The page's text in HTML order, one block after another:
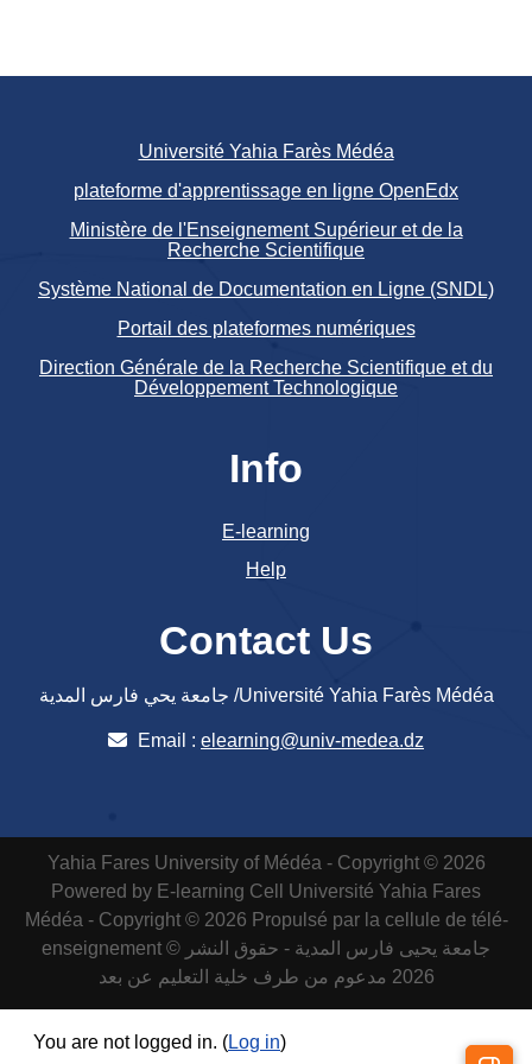
Université Yahia Farès Médéa
plateforme d'apprentissage en ligne OpenEdx
Ministère de l'Enseignement Supérieur et de la
Recherche Scientifique
Système National de Documentation en Ligne (SNDL)
Portail des plateformes numériques
Direction Générale de la Recherche Scientifique et du
Développement Technologique
Info
E-learning
Help
Contact Us
جامعة يحي فارس المدية /Université Yahia Farès Médéa
Email : elearning@univ-medea.dz
Yahia Fares University of Médéa - Copyright © 2026
Powered by E-learning Cell
Université Yahia Fares
Médéa - Copyright © 2026 Propulsé par la cellule de télé-
enseignement جامعة يحيى فارس المدية - حقوق النشر ©
2026 مدعوم من طرف خلية التعليم عن بعد
You are not logged in. (Log in)